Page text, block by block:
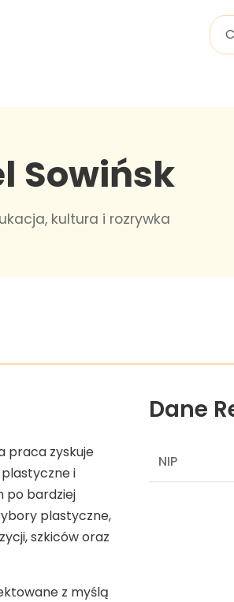
Sowińsk
kultura i rozrywka
praca zyskuje
i
po bardziej
plastyczne,
szkiców oraz
z myślą
Dane
NIP